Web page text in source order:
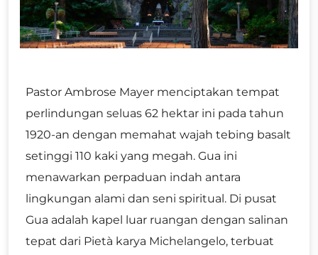
Pastor Ambrose Mayer menciptakan tempat
perlindungan seluas 62 hektar ini pada tahun
1920-an dengan memahat wajah tebing basalt
setinggi 110 kaki yang megah. Gua ini
menawarkan perpaduan indah antara
lingkungan alami dan seni spiritual. Di pusat
Gua adalah kapel luar ruangan dengan salinan
tepat dari Pietà karya Michelangelo, terbuat